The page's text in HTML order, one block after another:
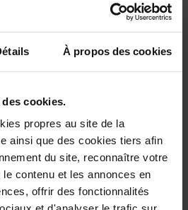
À propos des cookies
cookies.
propres au site de la
ainsi que des cookies tiers afin
du site, reconnaître votre
contenu et les annonces en
offrir des fonctionnalités
pour vos projets